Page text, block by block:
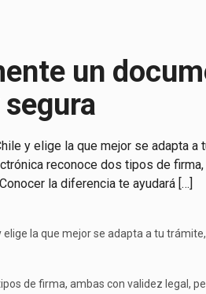
un
segura
y elige la que mejor se adapta a
reconoce dos tipos de
la diferencia te ayudará […]
la que mejor se adapta a tu
de firma, ambas con validez legal,